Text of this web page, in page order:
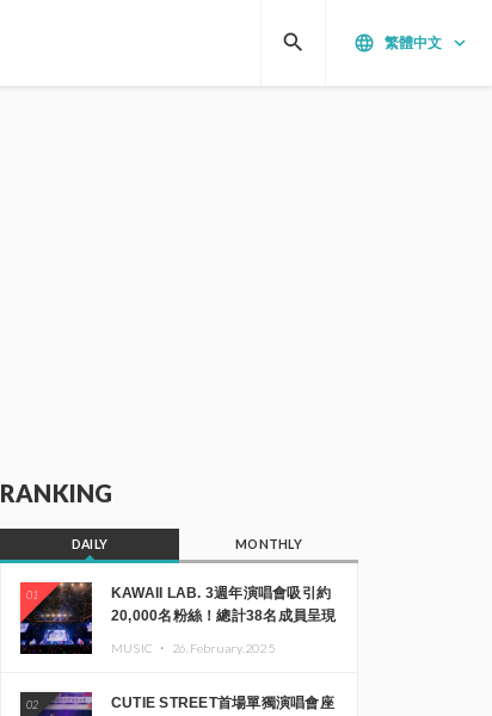
language 繁體中文 keyboard_arrow_down
search
RANKING
DAILY MONTHLY
01
KAWAII LAB. 3週年演唱會吸引約
20,000名粉絲！總計38名成員呈現
MUSIC ・ 26.February.2025
02
CUTIE STREET首場單獨演唱會座